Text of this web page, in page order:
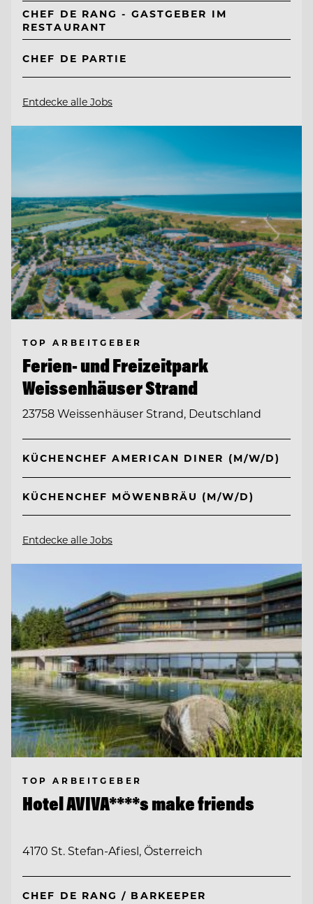
CHEF DE RANG - GASTGEBER IM
RESTAURANT
CHEF DE PARTIE
Entdecke alle Jobs
TOP ARBEITGEBER
Ferien- und Freizeitpark
Weissenhäuser Strand
23758 Weissenhäuser Strand, Deutschland
KÜCHENCHEF AMERICAN DINER (M/W/D)
KÜCHENCHEF MÖWENBRÄU (M/W/D)
Entdecke alle Jobs
TOP ARBEITGEBER
Hotel AVIVA****s make friends
4170 St. Stefan-Afiesl, Österreich
CHEF DE RANG / BARKEEPER